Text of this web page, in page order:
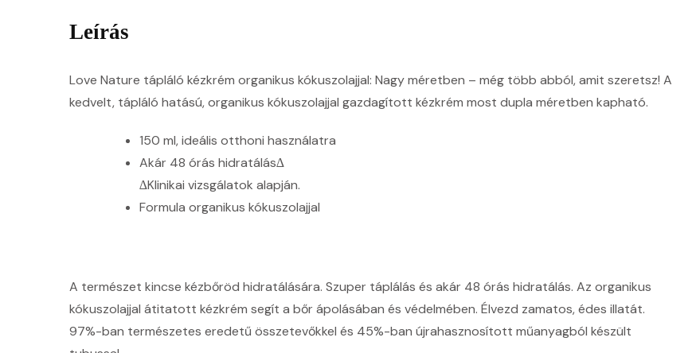
Leírás
Love Nature tápláló kézkrém organikus kókuszolajjal: Nagy méretben – még több abból, amit szeretsz! A
kedvelt, tápláló hatású, organikus kókuszolajjal gazdagított kézkrém most dupla méretben kapható.
150 ml, ideális otthoni használatra
Akár 48 órás hidratálás∆
∆Klinikai vizsgálatok alapján.
Formula organikus kókuszolajjal
A természet kincse kézbőröd hidratálására. Szuper táplálás és akár 48 órás hidratálás. Az organikus
kókuszolajjal átitatott kézkrém segít a bőr ápolásában és védelmében. Élvezd zamatos, édes illatát.
97%-ban természetes eredetű összetevőkkel és 45%-ban újrahasznosított műanyagból készült